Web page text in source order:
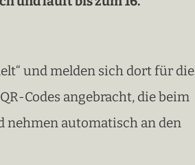
und melden sich dort für die
Codes angebracht, die beim
nehmen automatisch an den